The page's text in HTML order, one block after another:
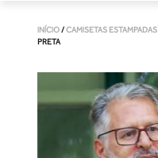
INÍCIO/CAMISETAS ESTAMPADAS
PRETA